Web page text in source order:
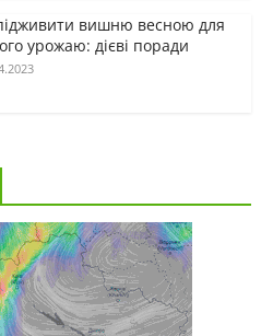
вишню весною для
урожаю: дієві поради